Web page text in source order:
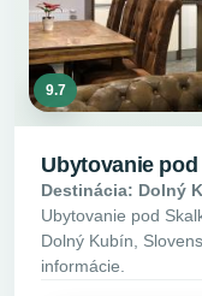
9.7
Ubytovanie
Destinácia: Dolný
Ubytovanie pod
Dolný Kubín,
informácie.